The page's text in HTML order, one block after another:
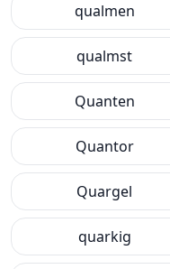
qualmen
qualmst
Quanten
Quantor
Quargel
quarkig